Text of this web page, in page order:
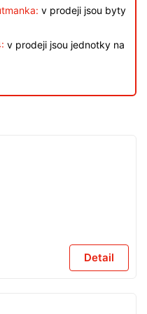
v prodeji jsou byty
v prodeji jsou jednotky na
Detail